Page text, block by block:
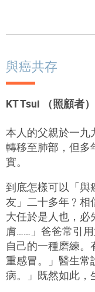
與癌共存
KT Tsui （照顧者
本人的父親於一九
轉移至肺部，但多
實。
到底怎樣可以「與
友」二十多年﹖相
大任於是人也，必
膚……」爸爸常引
自己的一種磨練
重感冒。」醫生常
病。」既然如此，